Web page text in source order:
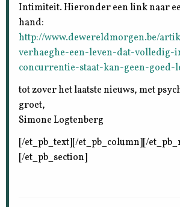
Intimiteit. Hieronder een link naar
hand:
http://www.dewereldmorgen.be/
verhaeghe-een-leven-dat-volledig-
concurrentie-staat-kan-geen-goed-
tot zover het laatste nieuws, met
groet,
Simone Logtenberg
[/et_pb_text][/et_pb_column][/
[/et_pb_section]